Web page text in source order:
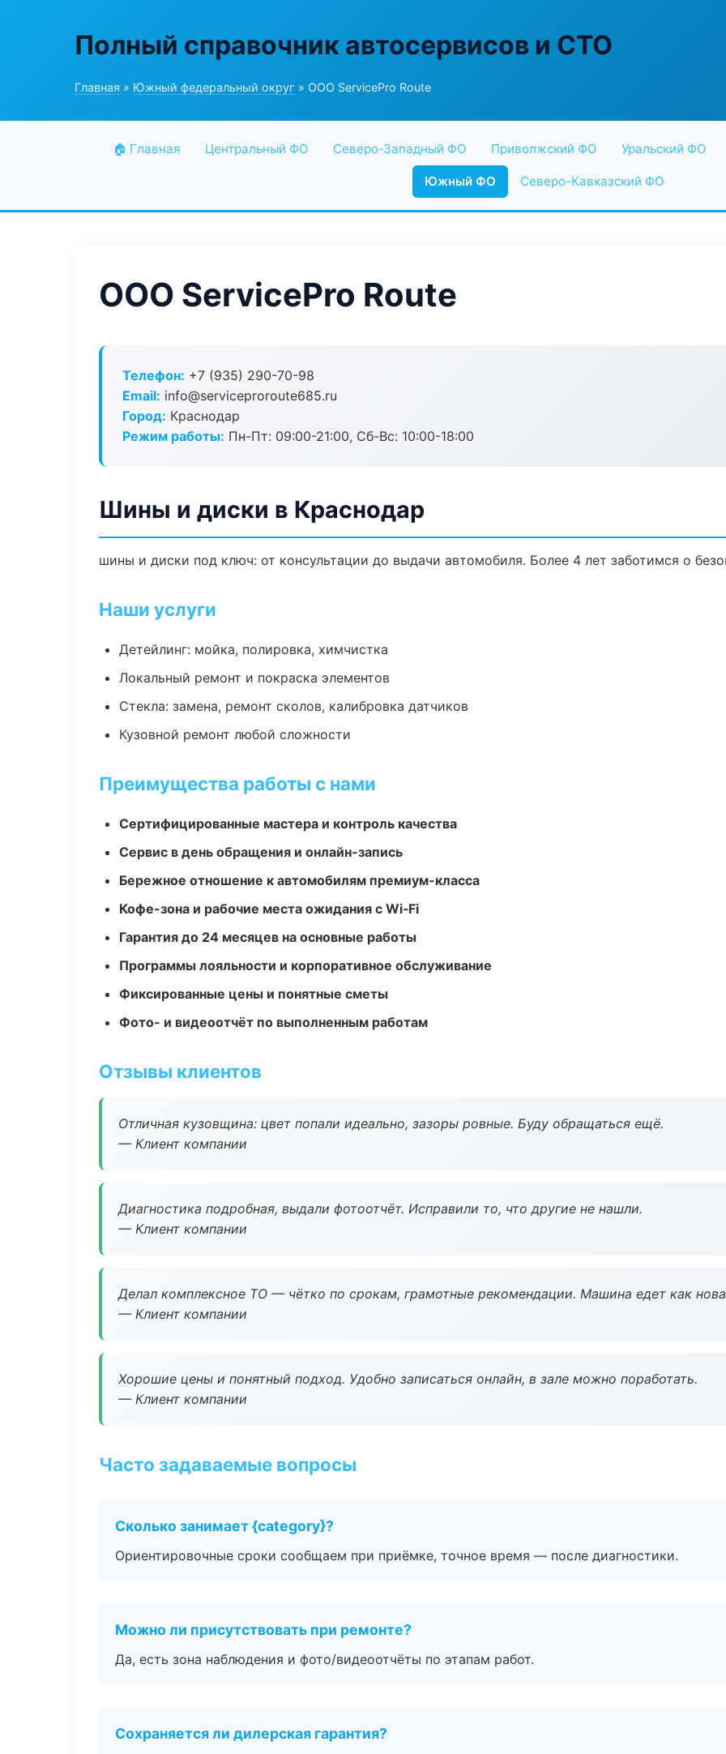
Полный справочник автосервисов и СТО
Главная » Южный федеральный округ » ООО ServicePro Route
🏠 Главная Центральный ФО Северо-Западный ФО Приволжский ФО Уральский ФО
Южный ФО Северо-Кавказский ФО
ООО ServicePro Route
Телефон: +7 (935) 290-70-98
Email: info@serviceproroute685.ru
Город: Краснодар
Режим работы: Пн-Пт: 09:00-21:00, Сб-Вс: 10:00-18:00
Шины и диски в Краснодар
шины и диски под ключ: от консультации до выдачи автомобиля. Более 4 лет заботимся о
Наши услуги
Детейлинг: мойка, полировка, химчистка
Локальный ремонт и покраска элементов
Стекла: замена, ремонт сколов, калибровка датчиков
Кузовной ремонт любой сложности
Преимущества работы с нами
Сертифицированные мастера и контроль качества
Сервис в день обращения и онлайн-запись
Бережное отношение к автомобилям премиум-класса
Кофе-зона и рабочие места ожидания с Wi‑Fi
Гарантия до 24 месяцев на основные работы
Программы лояльности и корпоративное обслуживание
Фиксированные цены и понятные сметы
Фото- и видеоотчёт по выполненным работам
Отзывы клиентов
Отличная кузовщина: цвет попали идеально, зазоры ровные. Буду обращаться ещё.
— Клиент компании
Диагностика подробная, выдали фотоотчёт. Исправили то, что другие не нашли.
— Клиент компании
Делал комплексное ТО — чётко по срокам, грамотные рекомендации. Машина едет как
— Клиент компании
Хорошие цены и понятный подход. Удобно записаться онлайн, в зале можно поработать.
— Клиент компании
Часто задаваемые вопросы
Сколько занимает {category}?
Ориентировочные сроки сообщаем при приёмке, точное время — после диагностики.
Можно ли присутствовать при ремонте?
Да, есть зона наблюдения и фото/видеоотчёты по этапам работ.
Сохраняется ли дилерская гарантия?